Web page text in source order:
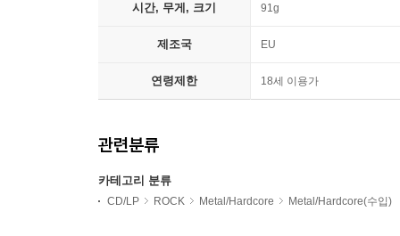
시간, 무게, 크기 91g
제조국 EU
연령제한 18세 이용가
관련분류
카테고리 분류
CD/LP ROCK Metal/Hardcore Metal/Hardcore(수입)